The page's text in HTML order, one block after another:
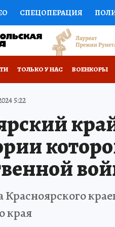
СПЕЦОПЕРАЦИЯ
НАУКА СПОРТ
НЕДВИЖИМОСТЬ
РЕКЛАМА НОВОЕ
ТОЛЬКО У НАС ВОЕНКОРЫ
РОССИИ
5:22
края